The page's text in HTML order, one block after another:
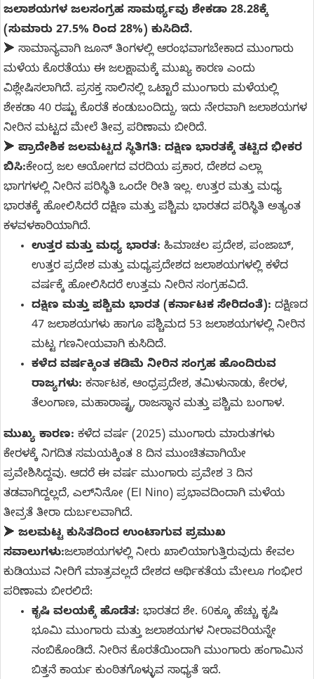
ಜಲಾಶಯಗಳ ಜಲಸಂಗ್ರಹ ಸಾಮರ್ಥ್ಯವು ಶೇಕಡಾ 28.28ಕ್ಕೆ
(ಸುಮಾರು 27.5% ರಿಂದ 28%) ಕುಸಿದಿದೆ.
➤ ಸಾಮಾನ್ಯವಾಗಿ ಜೂನ್ ತಿಂಗಳಲ್ಲಿ ಆರಂಭವಾಗಬೇಕಾದ ಮುಂಗಾರು
ಮಳೆಯ ಕೊರತೆಯು ಈ ಜಲಕ್ಷಾಮಕ್ಕೆ ಮುಖ್ಯ ಕಾರಣ ಎಂದು
ವಿಶ್ಲೇಷಿಸಲಾಗಿದೆ. ಪ್ರಸಕ್ತ ಸಾಲಿನಲ್ಲಿ ಒಟ್ಟಾರೆ ಮುಂಗಾರು ಮಳೆಯಲ್ಲಿ
ಶೇಕಡಾ 40 ರಷ್ಟು ಕೊರತೆ ಕಂಡುಬಂದಿದ್ದು, ಇದು ನೇರವಾಗಿ ಜಲಾಶಯಗಳ
ನೀರಿನ ಮಟ್ಟದ ಮೇಲೆ ತೀವ್ರ ಪರಿಣಾಮ ಬೀರಿದೆ.
➤ ಪ್ರಾದೇಶಿಕ ಜಲಮಟ್ಟದ ಸ್ಥಿತಿಗತಿ: ದಕ್ಷಿಣ ಭಾರತಕ್ಕೆ ತಟ್ಟಿದ ಭೀಕರ
ಬಿಸಿ:ಕೇಂದ್ರ ಜಲ ಆಯೋಗದ ವರದಿಯ ಪ್ರಕಾರ, ದೇಶದ ಎಲ್ಲಾ
ಭಾಗಗಳಲ್ಲಿ ನೀರಿನ ಪರಿಸ್ಥಿತಿ ಒಂದೇ ರೀತಿ ಇಲ್ಲ. ಉತ್ತರ ಮತ್ತು ಮಧ್ಯ
ಭಾರತಕ್ಕೆ ಹೋಲಿಸಿದರೆ ದಕ್ಷಿಣ ಮತ್ತು ಪಶ್ಚಿಮ ಭಾರತದ ಪರಿಸ್ಥಿತಿ ಅತ್ಯಂತ
ಕಳವಳಕಾರಿಯಾಗಿದೆ.
ಉತ್ತರ ಮತ್ತು ಮಧ್ಯ ಭಾರತ: ಹಿಮಾಚಲ ಪ್ರದೇಶ, ಪಂಜಾಬ್,
ಉತ್ತರ ಪ್ರದೇಶ ಮತ್ತು ಮಧ್ಯಪ್ರದೇಶದ ಜಲಾಶಯಗಳಲ್ಲಿ ಕಳೆದ
ವರ್ಷಕ್ಕೆ ಹೋಲಿಸಿದರೆ ಉತ್ತಮ ನೀರಿನ ಸಂಗ್ರಹವಿದೆ.
ದಕ್ಷಿಣ ಮತ್ತು ಪಶ್ಚಿಮ ಭಾರತ (ಕರ್ನಾಟಕ ಸೇರಿದಂತೆ): ದಕ್ಷಿಣದ
47 ಜಲಾಶಯಗಳು ಹಾಗೂ ಪಶ್ಚಿಮದ 53 ಜಲಾಶಯಗಳಲ್ಲಿ ನೀರಿನ
ಮಟ್ಟ ಗಣನೀಯವಾಗಿ ಕುಸಿದಿದೆ.
ಕಳೆದ ವರ್ಷಕ್ಕಿಂತ ಕಡಿಮೆ ನೀರಿನ ಸಂಗ್ರಹ ಹೊಂದಿರುವ
ರಾಜ್ಯಗಳು: ಕರ್ನಾಟಕ, ಆಂಧ್ರಪ್ರದೇಶ, ತಮಿಳುನಾಡು, ಕೇರಳ,
ತೆಲಂಗಾಣ, ಮಹಾರಾಷ್ಟ್ರ, ರಾಜಸ್ಥಾನ ಮತ್ತು ಪಶ್ಚಿಮ ಬಂಗಾಳ.
ಮುಖ್ಯ ಕಾರಣ: ಕಳೆದ ವರ್ಷ (2025) ಮುಂಗಾರು ಮಾರುತಗಳು
ಕೇರಳಕ್ಕೆ ನಿಗದಿತ ಸಮಯಕ್ಕಿಂತ 8 ದಿನ ಮುಂಚಿತವಾಗಿಯೇ
ಪ್ರವೇಶಿಸಿದ್ದವು. ಆದರೆ ಈ ವರ್ಷ ಮುಂಗಾರು ಪ್ರವೇಶ 3 ದಿನ
ತಡವಾಗಿದ್ದಲ್ಲದೆ, ಎಲ್‌ನಿನೋ (El Nino) ಪ್ರಭಾವದಿಂದಾಗಿ ಮಳೆಯ
ತೀವ್ರತೆ ತೀರಾ ದುರ್ಬಲವಾಗಿದೆ.
➤ ಜಲಮಟ್ಟ ಕುಸಿತದಿಂದ ಉಂಟಾಗುವ ಪ್ರಮುಖ
ಸವಾಲುಗಳು:ಜಲಾಶಯಗಳಲ್ಲಿ ನೀರು ಖಾಲಿಯಾಗುತ್ತಿರುವುದು ಕೇವಲ
ಕುಡಿಯುವ ನೀರಿಗೆ ಮಾತ್ರವಲ್ಲದೆ ದೇಶದ ಆರ್ಥಿಕತೆಯ ಮೇಲೂ ಗಂಭೀರ
ಪರಿಣಾಮ ಬೀರಲಿದೆ:
ಕೃಷಿ ವಲಯಕ್ಕೆ ಹೊಡೆತ: ಭಾರತದ ಶೇ. 60ಕ್ಕೂ ಹೆಚ್ಚು ಕೃಷಿ
ಭೂಮಿ ಮುಂಗಾರು ಮತ್ತು ಜಲಾಶಯಗಳ ನೀರಾವರಿಯನ್ನೇ
ನಂಬಿಕೊಂಡಿದೆ. ನೀರಿನ ಕೊರತೆಯಿಂದಾಗಿ ಮುಂಗಾರು ಹಂಗಾಮಿನ
ಬಿತ್ತನೆ ಕಾರ್ಯ ಕುಂಠಿತಗೊಳ್ಳುವ ಸಾಧ್ಯತೆ ಇದೆ.